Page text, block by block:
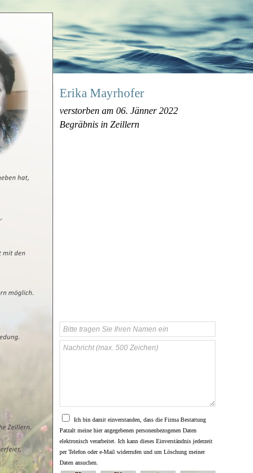
Erika Mayrhofer
verstorben am 06. Jänner 2022
Begräbnis in Zeillern
Ich bin damit einverstanden, dass die Firma Bestattung
Patzalt meine hier angegebenen personenbezogenen Daten
elektronisch verarbeitet. Ich kann dieses Einverständnis jederzeit
per Telefon oder e-Mail widerrufen und um Löschung meiner
Daten ansuchen.